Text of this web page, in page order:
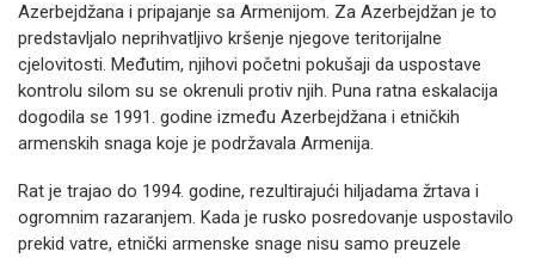
Azerbejdžana i pripajanje sa Armenijom. Za Azerbejdžan je to
predstavljalo neprihvatljivo kršenje njegove teritorijalne
cjelovitosti. Međutim, njihovi početni pokušaji da uspostave
kontrolu silom su se okrenuli protiv njih. Puna ratna eskalacija
dogodila se 1991. godine između Azerbejdžana i etničkih
armenskih snaga koje je podržavala Armenija.
Rat je trajao do 1994. godine, rezultirajući hiljadama žrtava i
ogromnim razaranjem. Kada je rusko posredovanje uspostavilo
prekid vatre, etnički armenske snage nisu samo preuzele